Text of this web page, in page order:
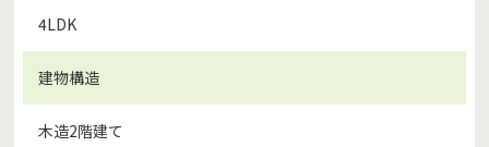
4LDK
建物構造
木造2階建て